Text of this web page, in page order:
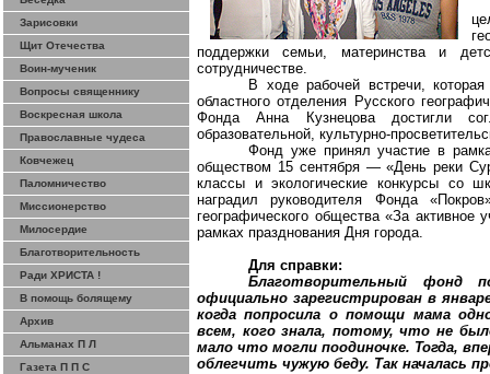
Зарисовки
Щит Отечества
Воин-мученик
Вопросы священнику
Воскресная школа
Православные чудеса
Ковчежец
Паломничество
Миссионерство
Милосердие
Благотворительность
Ради ХРИСТА !
В помощь болящему
Архив
Альманах П Л
Газета П П С
поддержки семьи, материнства и
сотрудничестве.
В ходе рабочей встречи,
областного отделения Русского
Фонда Анна Кузнецова достигли
образовательной, культурно-
Фонд уже принял участие в
обществом 15 сентября — «День реки
классы и экологические конкурсы со
наградил руководителя Фонда
географического общества «За активное
рамках празднования Дня города.
Для справки:
Благотворительный фонд
официально зарегистрирован в
когда попросила о помощи мама
всем, кого знала, потому, что не
мало что могли поодиночке. Тогда,
облегчить чужую беду. Так началась